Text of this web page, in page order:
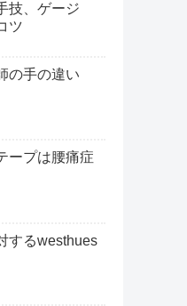
技、ゲージ
ツ
の手の違い
ープは腰痛症
するwesthues